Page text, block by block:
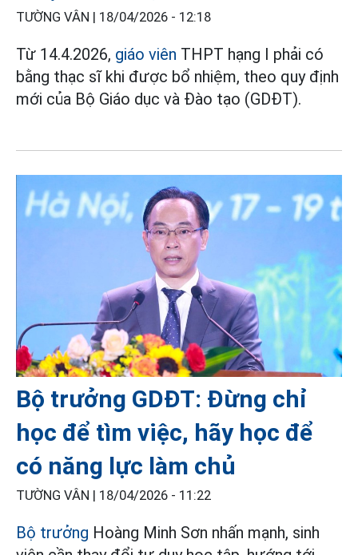
TƯỜNG VÂN | 18/04/2026 - 12:18
Từ 14.4.2026, giáo viên THPT hạng I phải có
bằng thạc sĩ khi được bổ nhiệm, theo quy định
mới của Bộ Giáo dục và Đào tạo (GDĐT).
Bộ trưởng GDĐT: Đừng chỉ
học để tìm việc, hãy học để
có năng lực làm chủ
TƯỜNG VÂN | 18/04/2026 - 11:22
Bộ trưởng Hoàng Minh Sơn nhấn mạnh, sinh